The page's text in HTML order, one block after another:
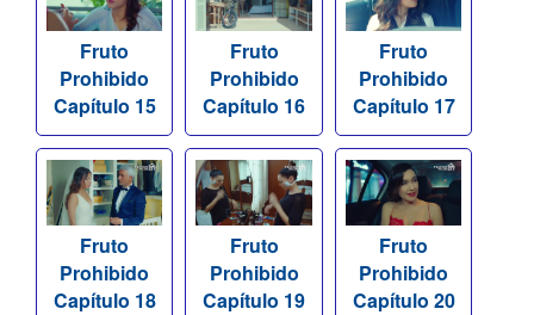
Fruto
Prohibido
Capítulo 15
Fruto
Prohibido
Capítulo 16
Fruto
Prohibido
Capítulo 17
Fruto
Prohibido
Capítulo 18
Fruto
Prohibido
Capítulo 19
Fruto
Prohibido
Capítulo 20